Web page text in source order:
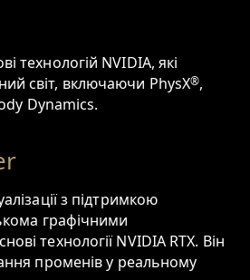
технологій NVIDIA, які
світ, включаючи PhysX®,
Dynamics.
з підтримкою
графічними
технології NVIDIA RTX. Він
променів у реальному